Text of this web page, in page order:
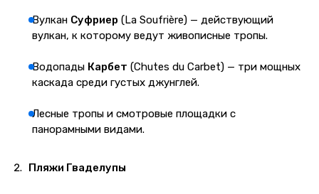
Вулкан Суфриер (La Soufrière) — действующий
вулкан, к которому ведут живописные тропы.
Водопады Карбет (Chutes du Carbet) — три мощных
каскада среди густых джунглей.
Лесные тропы и смотровые площадки с
панорамными видами.
Пляжи Гваделупы